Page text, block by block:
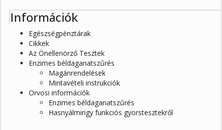
Információk
Egészségpénztárak
Cikkek
Az Önellenörző Tesztek
Enzimes béldaganatszűrés
Magánrendelések
Mintavételi instrukciók
Orvosi információk
Enzimes béldaganatszűrés
Hasnyálmirigy funkciós gyorstesztekről